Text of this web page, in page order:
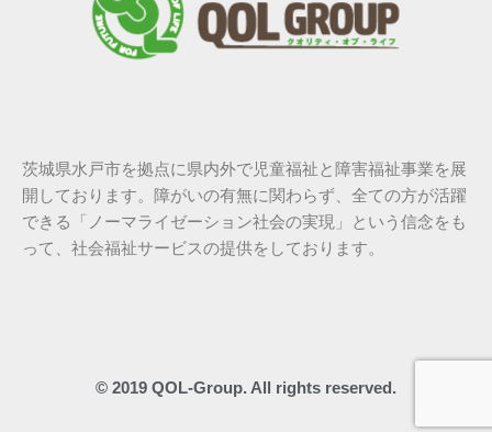
茨城県水戸市を拠点に県内外で児童福祉と障害福祉事業を展
開しております。障がいの有無に関わらず、全ての方が活躍
できる「ノーマライゼーション社会の実現」という信念をも
って、社会福祉サービスの提供をしております。
© 2019 QOL-Group. All rights reserved.